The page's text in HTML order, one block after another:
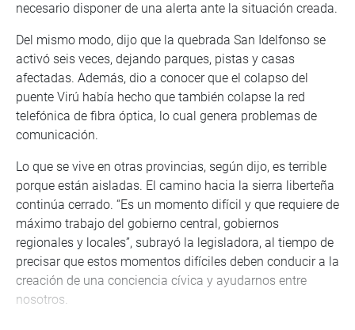
necesario disponer de una alerta ante la situación creada.
Del mismo modo, dijo que la quebrada San Idelfonso se
activó seis veces, dejando parques, pistas y casas
afectadas. Además, dio a conocer que el colapso del
puente Virú había hecho que también colapse la red
telefónica de fibra óptica, lo cual genera problemas de
comunicación.
Lo que se vive en otras provincias, según dijo, es terrible
porque están aisladas. El camino hacia la sierra liberteña
continúa cerrado. “Es un momento difícil y que requiere de
máximo trabajo del gobierno central, gobiernos
regionales y locales”, subrayó la legisladora, al tiempo de
precisar que estos momentos difíciles deben conducir a la
creación de una conciencia cívica y ayudarnos entre
nosotros.